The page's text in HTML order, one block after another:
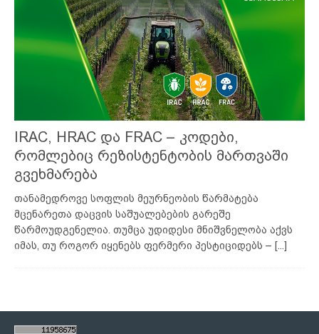
IRAC, HRAC და FRAC – კოდები,
რომლებიც რეზისტენტობის მართვაში
გვეხმარება
თანამედროვე სოფლის მეურნეობის წარმატება
მცენარეთა დაცვის საშუალებების გარეშე
წარმოუდგენელია. თუმცა უდიდესი მნიშვნელობა აქვს
იმას, თუ როგორ იყენებს ფერმერი პესტიციდებს – [...]